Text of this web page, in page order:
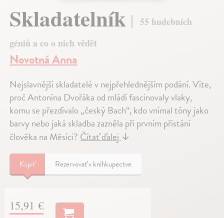
Skladatelník
55 hudebních
géniů a co o nich vědět
Novotná Anna
Nejslavnější skladatelé v nejpřehlednějším podání. Víte,
proč Antonína Dvořáka od mládí fascinovaly vlaky,
komu se přezdívalo „český Bach“, kdo vnímal tóny jako
barvy nebo jaká skladba zazněla při prvním přistání
člověka na Měsíci?Čítať ďalej↓
Kúpiť Rezervovať v kníhkupectve
15,91 €